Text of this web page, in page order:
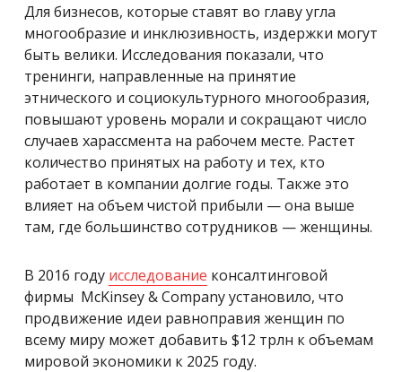
Для бизнесов, которые ставят во главу угла
многообразие и инклюзивность, издержки могут
быть велики. Исследования показали, что
тренинги, направленные на принятие
этнического и социокультурного многообразия,
повышают уровень морали и сокращают число
случаев харассмента на рабочем месте. Растет
количество принятых на работу и тех, кто
работает в компании долгие годы. Также это
влияет на объем чистой прибыли — она выше
там, где большинство сотрудников — женщины.
В 2016 году исследование консалтинговой
фирмы McKinsey & Company установило, что
продвижение идеи равноправия женщин по
всему миру может добавить $12 трлн к объемам
мировой экономики к 2025 году.